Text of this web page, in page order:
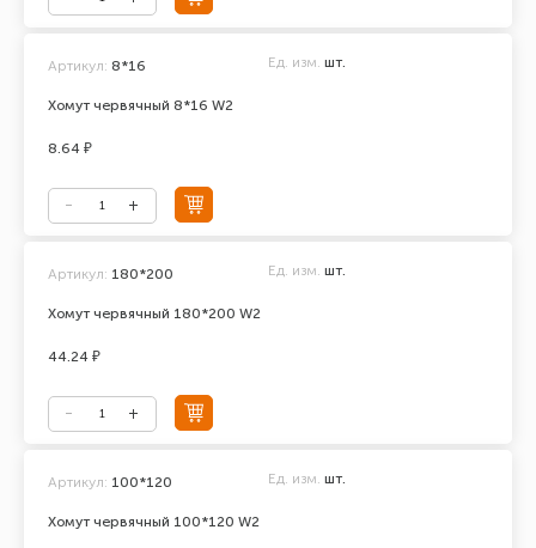
Хомут червячный 8*16 W2
Артикул: 8*16 Ед. изм. шт.
8.64 ₽
Хомут червячный 180*200 W2
Артикул: 180*200 Ед. изм. шт.
44.24 ₽
Хомут червячный 100*120 W2
Артикул: 100*120 Ед. изм. шт.